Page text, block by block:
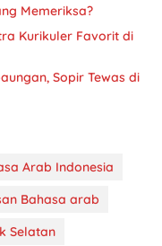
Memeriksa?
Kurikuler Favorit di
Sopir Tewas di
Arab Indonesia
Bahasa arab
Selatan